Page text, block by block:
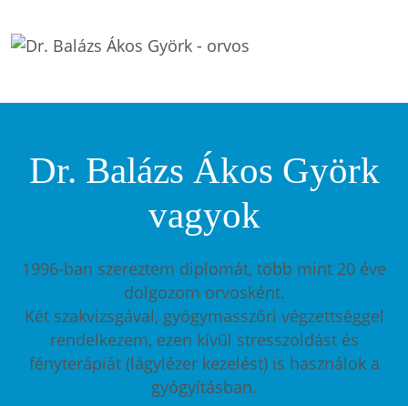
Dr. Balázs Ákos Györk
vagyok
1996-ban szereztem diplomát, több mint 20 éve
dolgozom orvosként.
Két szakvizsgával, gyógymasszőri végzettséggel
rendelkezem, ezen kívül stresszoldást és
fényterápiát (lágylézer kezelést) is használok a
gyógyításban.